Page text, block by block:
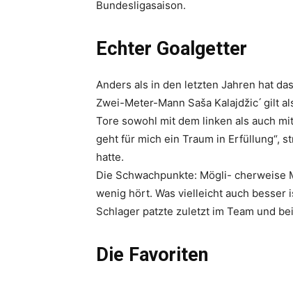
Bundesligasaison.
Echter Goalgetter
Anders als in den letzten Jahren hat
Zwei-Meter-Mann Saša Kalajdžic ́ gilt
Tore sowohl mit dem linken als auch
geht für mich ein Traum in Erfüllung“,
hatte.
Die Schwachpunkte: Mögli- cherweise
wenig hört. Was vielleicht auch besser
Schlager patzte zuletzt im Team und
Die Favoriten